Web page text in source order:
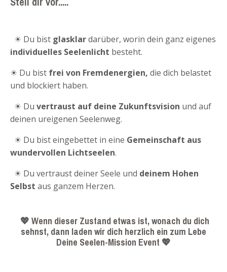
☀ Du bist glasklardarüber, worin dein ganz eigenes
individuelles Seelenlicht besteht.
☀ Du bist frei von Fremdenergien, die dich belastet
und blockiert haben.
☀ Du vertraust auf deine Zukunftsvision und auf
deinen ureigenen Seelenweg.
☀ Du bist eingebettet in eine Gemeinschaft aus
wundervollen Lichtseelen.
☀ Du vertraust deiner Seele und deinem Hohen
Selbst aus ganzem Herzen.
💖 Wenn dieser Zustand etwas ist, wonach du dich
sehnst, dann laden wir dich herzlich ein zum Lebe
Deine Seelen-Mission Event 💖